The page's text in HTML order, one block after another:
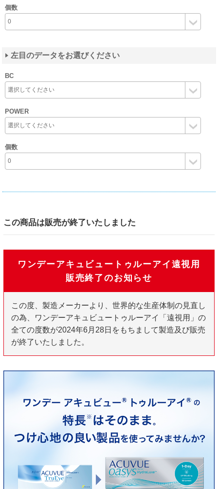
個数
左目のデータをお選びください
BC
POWER
個数
この商品は販売が終了いたしました
ワンデーアキュビュートゥルーアイ遠視用
販売終了のお知らせ
この度、製造メーカーより、世界的な生産体制の見直し
の為、ワンデーアキュビュートゥルーアイ「遠視用」の
全ての度数が2024年6月28日をもちまして製造及び販売
が終了いたしました。